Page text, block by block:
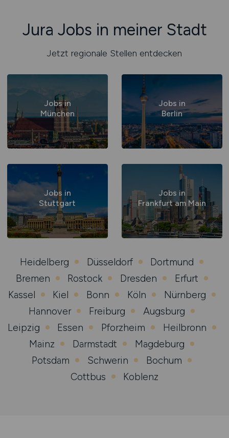
Jura Jobs in meiner Stadt
Jetzt regionale Stellen entdecken
Jobs in
München
Jobs in
Berlin
Jobs in
Stuttgart
Jobs in
Frankfurt am Main
Heidelberg Düsseldorf
Dortmund
Bremen
Rostock Dresden
Erfurt
Kassel
Kiel Bonn Köln
Nürnberg
Hannover
Freiburg
Augsburg
Leipzig
Essen Pforzheim
Heilbronn
Mainz
Darmstadt
Magdeburg
Potsdam
Schwerin
Bochum
Cottbus
Koblenz